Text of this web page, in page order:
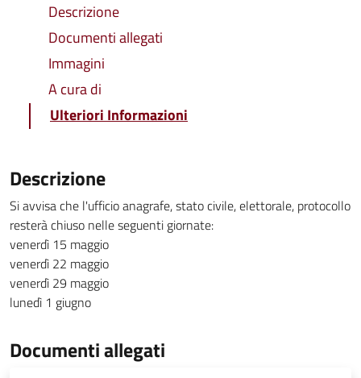
Descrizione
Documenti allegati
Immagini
A cura di
Ulteriori Informazioni
Descrizione
Si avvisa che l'ufficio anagrafe, stato civile, elettorale, protocollo
resterà chiuso nelle seguenti giornate:
venerdì 15 maggio
venerdì 22 maggio
venerdì 29 maggio
lunedì 1 giugno
Documenti allegati